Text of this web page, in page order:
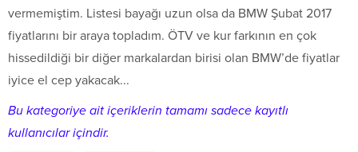
vermemiştim. Listesi bayağı uzun olsa da BMW Şubat 2017
fiyatlarını bir araya topladım. ÖTV ve kur farkının en çok
hissedildiği bir diğer markalardan birisi olan BMW’de fiyatlar
iyice el cep yakacak...
Bu kategoriye ait içeriklerin tamamı sadece kayıtlı
kullanıcılar içindir.